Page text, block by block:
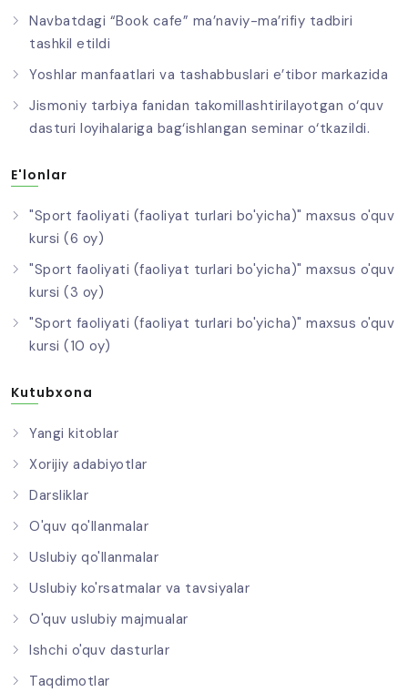
Navbatdagi “Book cafe” ma’naviy-ma’rifiy tadbiri
tashkil etildi
Yoshlar manfaatlari va tashabbuslari e’tibor markazida
Jismoniy tarbiya fanidan takomillashtirilayotgan o‘quv
dasturi loyihalariga bag‘ishlangan seminar o‘tkazildi.
E'lonlar
"Sport faoliyati (faoliyat turlari bo'yicha)" maxsus o'quv
kursi (6 oy)
"Sport faoliyati (faoliyat turlari bo'yicha)" maxsus o'quv
kursi (3 oy)
"Sport faoliyati (faoliyat turlari bo'yicha)" maxsus o'quv
kursi (10 oy)
Kutubxona
Yangi kitoblar
Xorijiy adabiyotlar
Darsliklar
O'quv qo'llanmalar
Uslubiy qo'llanmalar
Uslubiy ko'rsatmalar va tavsiyalar
O'quv uslubiy majmualar
Ishchi o'quv dasturlar
Taqdimotlar